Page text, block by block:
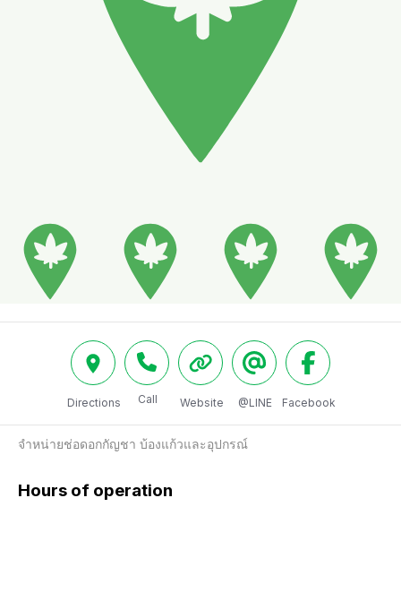
Directions Call Website @LINE Facebook
จำหน่ายช่อดอกกัญชา บ้องแก้วและอุปกรณ์
Hours of operation